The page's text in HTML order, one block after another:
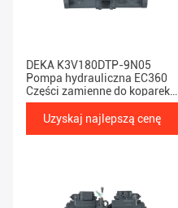
DEKA K3V180DTP-9N05
Pompa hydrauliczna EC360
Części zamienne do koparek /
koparek
Uzyskaj najlepszą cenę